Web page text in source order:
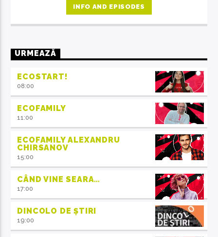
INFO AND EPISODES
URMEAZĂ
ECOSTART!
08:00
ECOFAMILY
11:00
ECOFAMILY ALEXANDRU
CHIRSANOV
15:00
CÂND VINE SEARA…
17:00
DINCOLO DE ȘTIRI
19:00